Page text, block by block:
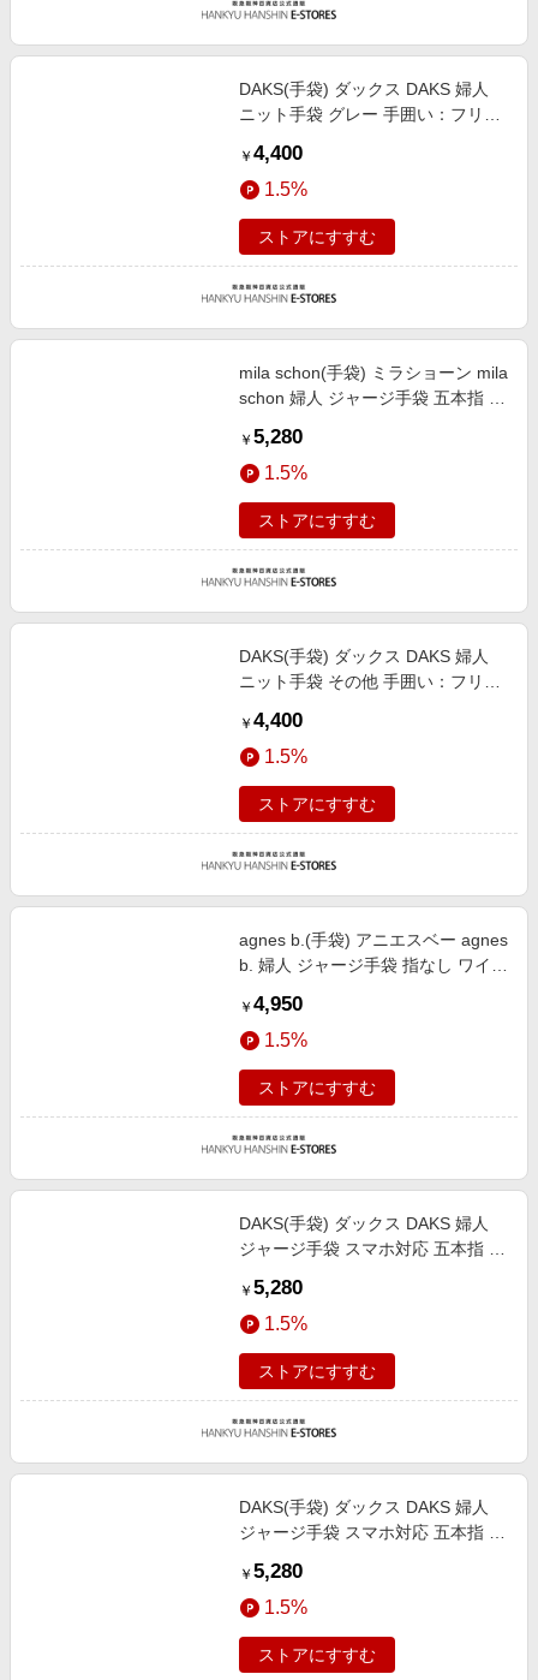
DAKS(手袋) ダックス DAKS 婦人
ニット手袋 グレー 手囲い：フリー
23cm/FREE
￥ 4,400
1.5%
ストアにすすむ
mila schon(手袋) ミラショーン mila
schon 婦人 ジャージ手袋 五本指 ブ
Mサイズ）総丈：24cm/M
￥ 5,280
1.5%
ストアにすすむ
DAKS(手袋) ダックス DAKS 婦人
ニット手袋 その他 手囲い：フリー
23cm/FREE
￥ 4,400
1.5%
ストアにすすむ
agnes b.(手袋) アニエスベー agnes
b. 婦人 ジャージ手袋 指なし ワイン
ズ）総丈：18cm/M
￥ 4,950
1.5%
ストアにすすむ
DAKS(手袋) ダックス DAKS 婦人
ジャージ手袋 スマホ対応 五本指 ブ
Mサイズ）総丈：25cm/M
￥ 5,280
1.5%
ストアにすすむ
DAKS(手袋) ダックス DAKS 婦人
ジャージ手袋 スマホ対応 五本指 チ
サイズ）総丈：25cm/M
￥ 5,280
1.5%
ストアにすすむ